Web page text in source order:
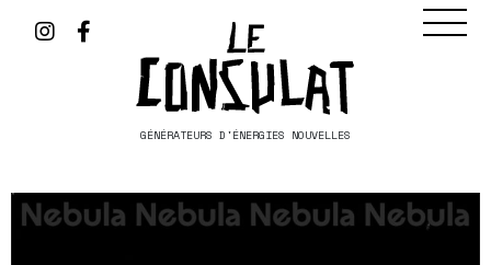
GÉNÉRATEURS D'ÉNERGIES NOUVELLES